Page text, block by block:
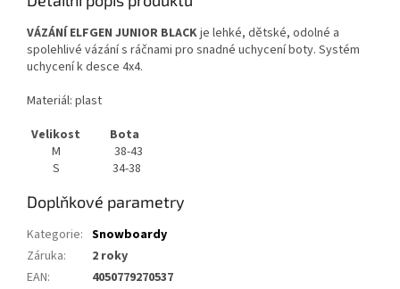
VÁZÁNÍ ELFGEN JUNIOR BLACKje lehké, dětské, odolné a
spolehlivé vázání s ráčnami pro snadné uchycení boty. Systém
uchycení k desce 4x4.
Materiál: plast
Velikost
Bota
M
38-43
S
34-38
Doplňkové parametry
Kategorie: Snowboardy
Záruka:
2 roky
EAN:
4050779270537